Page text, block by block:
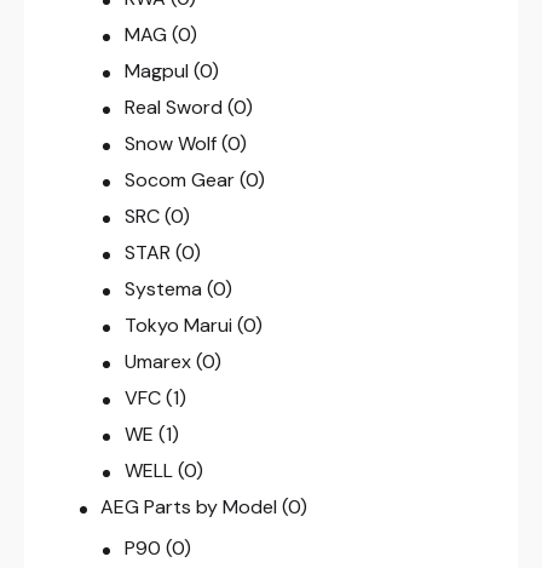
MAG (0)
Magpul (0)
Real Sword (0)
Snow Wolf (0)
Socom Gear (0)
SRC (0)
STAR (0)
Systema (0)
Tokyo Marui (0)
Umarex (0)
VFC (1)
WE (1)
WELL (0)
AEG Parts by Model (0)
P90 (0)